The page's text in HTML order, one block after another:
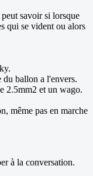
savoir si lorsque
qui se vident ou alors
du ballon a l'envers.
2.5mm2 et un wago.
même pas en marche
à la conversation.